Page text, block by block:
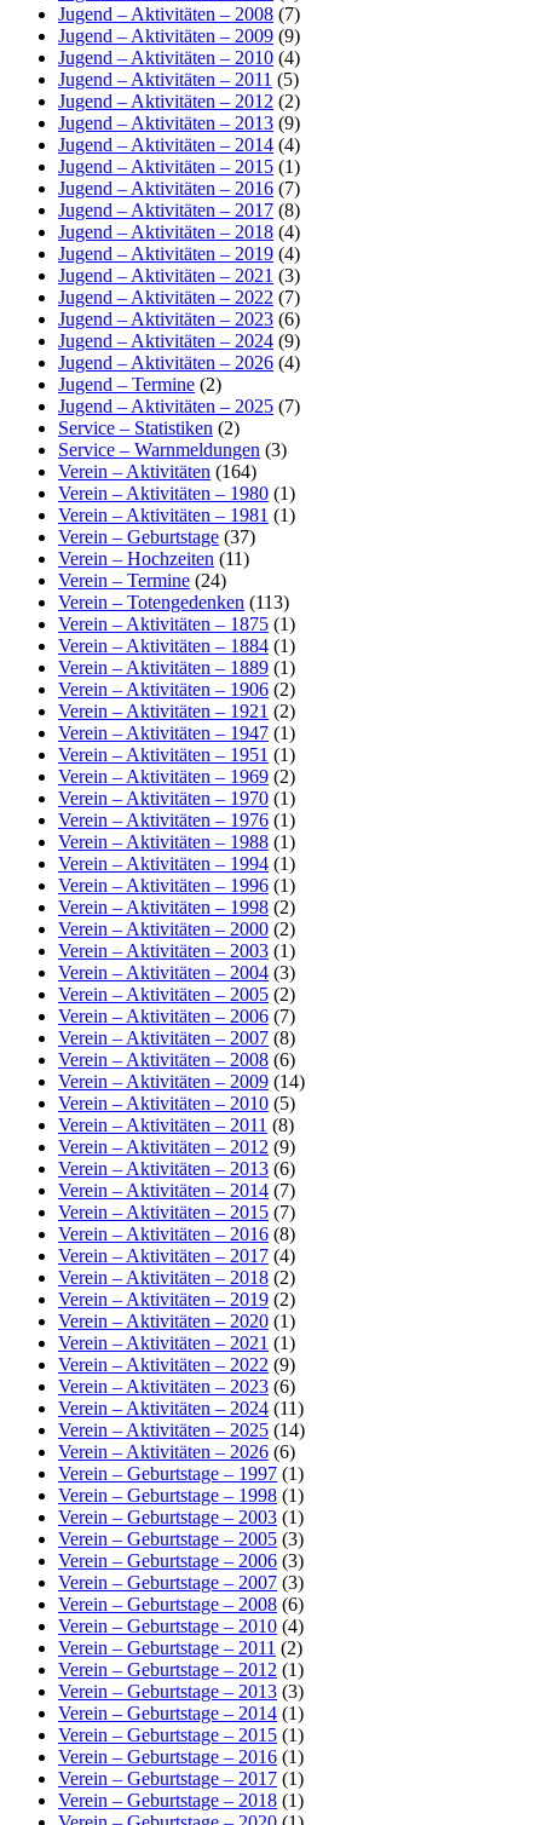
Jugend – Aktivitäten – 2008 (7)
Jugend – Aktivitäten – 2009 (9)
Jugend – Aktivitäten – 2010 (4)
Jugend – Aktivitäten – 2011 (5)
Jugend – Aktivitäten – 2012 (2)
Jugend – Aktivitäten – 2013 (9)
Jugend – Aktivitäten – 2014 (4)
Jugend – Aktivitäten – 2015 (1)
Jugend – Aktivitäten – 2016 (7)
Jugend – Aktivitäten – 2017 (8)
Jugend – Aktivitäten – 2018 (4)
Jugend – Aktivitäten – 2019 (4)
Jugend – Aktivitäten – 2021 (3)
Jugend – Aktivitäten – 2022 (7)
Jugend – Aktivitäten – 2023 (6)
Jugend – Aktivitäten – 2024 (9)
Jugend – Aktivitäten – 2026 (4)
Jugend – Termine (2)
Jugend – Aktivitäten – 2025 (7)
Service – Statistiken (2)
Service – Warnmeldungen (3)
Verein – Aktivitäten (164)
Verein – Aktivitäten – 1980 (1)
Verein – Aktivitäten – 1981 (1)
Verein – Geburtstage (37)
Verein – Hochzeiten (11)
Verein – Termine (24)
Verein – Totengedenken (113)
Verein – Aktivitäten – 1875 (1)
Verein – Aktivitäten – 1884 (1)
Verein – Aktivitäten – 1889 (1)
Verein – Aktivitäten – 1906 (2)
Verein – Aktivitäten – 1921 (2)
Verein – Aktivitäten – 1947 (1)
Verein – Aktivitäten – 1951 (1)
Verein – Aktivitäten – 1969 (2)
Verein – Aktivitäten – 1970 (1)
Verein – Aktivitäten – 1976 (1)
Verein – Aktivitäten – 1988 (1)
Verein – Aktivitäten – 1994 (1)
Verein – Aktivitäten – 1996 (1)
Verein – Aktivitäten – 1998 (2)
Verein – Aktivitäten – 2000 (2)
Verein – Aktivitäten – 2003 (1)
Verein – Aktivitäten – 2004 (3)
Verein – Aktivitäten – 2005 (2)
Verein – Aktivitäten – 2006 (7)
Verein – Aktivitäten – 2007 (8)
Verein – Aktivitäten – 2008 (6)
Verein – Aktivitäten – 2009 (14)
Verein – Aktivitäten – 2010 (5)
Verein – Aktivitäten – 2011 (8)
Verein – Aktivitäten – 2012 (9)
Verein – Aktivitäten – 2013 (6)
Verein – Aktivitäten – 2014 (7)
Verein – Aktivitäten – 2015 (7)
Verein – Aktivitäten – 2016 (8)
Verein – Aktivitäten – 2017 (4)
Verein – Aktivitäten – 2018 (2)
Verein – Aktivitäten – 2019 (2)
Verein – Aktivitäten – 2020 (1)
Verein – Aktivitäten – 2021 (1)
Verein – Aktivitäten – 2022 (9)
Verein – Aktivitäten – 2023 (6)
Verein – Aktivitäten – 2024 (11)
Verein – Aktivitäten – 2025 (14)
Verein – Aktivitäten – 2026 (6)
Verein – Geburtstage – 1997 (1)
Verein – Geburtstage – 1998 (1)
Verein – Geburtstage – 2003 (1)
Verein – Geburtstage – 2005 (3)
Verein – Geburtstage – 2006 (3)
Verein – Geburtstage – 2007 (3)
Verein – Geburtstage – 2008 (6)
Verein – Geburtstage – 2010 (4)
Verein – Geburtstage – 2011 (2)
Verein – Geburtstage – 2012 (1)
Verein – Geburtstage – 2013 (3)
Verein – Geburtstage – 2014 (1)
Verein – Geburtstage – 2015 (1)
Verein – Geburtstage – 2016 (1)
Verein – Geburtstage – 2017 (1)
Verein – Geburtstage – 2018 (1)